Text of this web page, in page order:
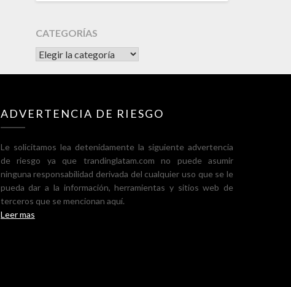
CATEGORÍAS
CATEGORÍAS
ADVERTENCIA DE RIESGO
Le solicitamos lea detenidamente la siguiente advertencia
de riesgo ya que trandinglatam.com no puede asumir
ninguna responsabilidad derivada del cualquier uso que se le
pueda dar a la información, herramientas y sitios web de
terceros que se mencionan aquí.
Leer mas